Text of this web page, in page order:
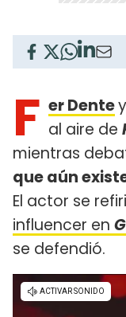
F er Dentey
al aire de
mientras
que aún
El actor se
influencer en
se defendió.